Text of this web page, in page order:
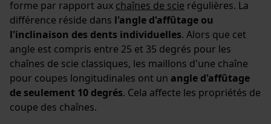
forme par rapport aux chaînes de scie régulières. La
différence réside dans l'angle d'affûtage ou
l'inclinaison des dents individuelles. Alors que cet
angle est compris entre 25 et 35 degrés pour les
chaînes de scie classiques, les maillons d'une chaîne
pour coupes longitudinales ont un angle d'affûtage
de seulement 10 degrés. Cela affecte les propriétés de
coupe des chaînes.
Loop54 Personalization
Page d'accueil personnalisée
Panier sauvegardé
Géo-IP et détection des